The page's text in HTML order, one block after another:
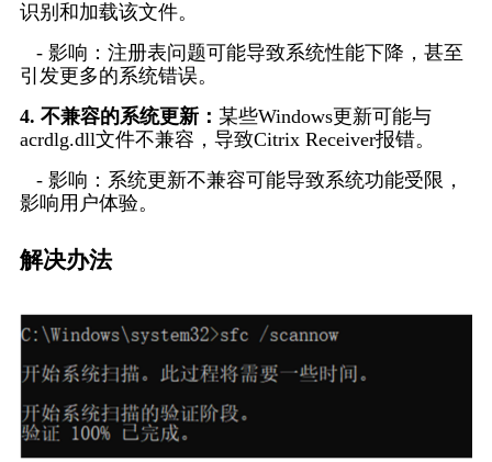
识别和加载该文件。
- 影响：注册表问题可能导致系统性能下降，甚至
引发更多的系统错误。
4. 不兼容的系统更新： 某些Windows更新可能与
acrdlg.dll文件不兼容，导致Citrix Receiver报错。
- 影响：系统更新不兼容可能导致系统功能受限，
影响用户体验。
解决办法